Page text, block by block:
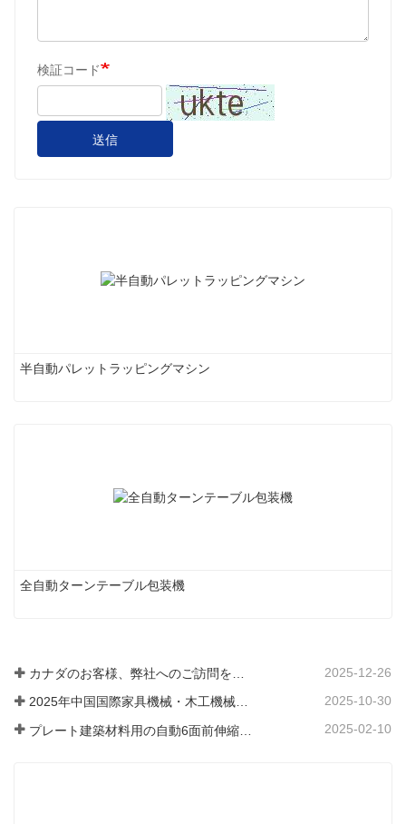
検証コード
送信
半自動パレットラッピングマシン
全自動ターンテーブル包装機
2025-12-26
2025年中国国際家具機械・木工機械見本市（上海） 2025-10-30
2025-02-10